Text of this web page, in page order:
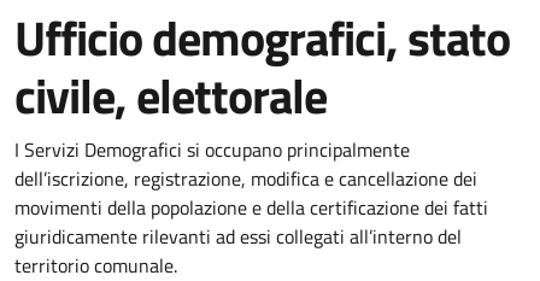
Ufficio demografici, stato
civile, elettorale
I Servizi Demografici si occupano principalmente
dell’iscrizione, registrazione, modifica e cancellazione dei
movimenti della popolazione e della certificazione dei fatti
giuridicamente rilevanti ad essi collegati all’interno del
territorio comunale.